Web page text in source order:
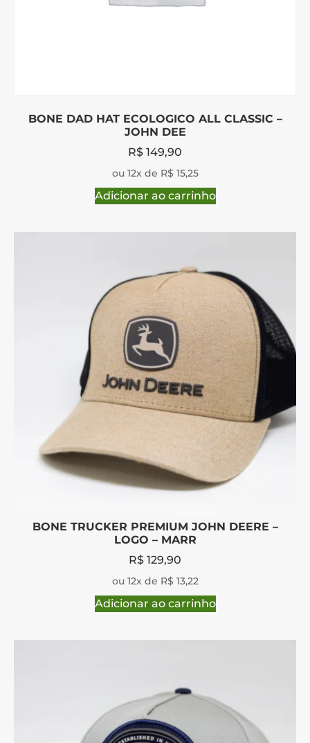
BONE DAD HAT ECOLOGICO ALL CLASSIC –
JOHN DEE
R$ 149,90
ou 12x de R$ 15,25
Adicionar ao carrinho
BONE TRUCKER PREMIUM JOHN DEERE –
LOGO – MARR
R$ 129,90
ou 12x de R$ 13,22
Adicionar ao carrinho